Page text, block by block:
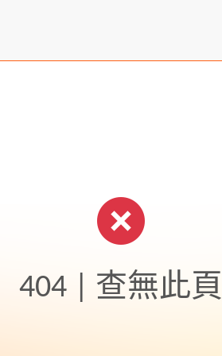
404 | 查無此頁